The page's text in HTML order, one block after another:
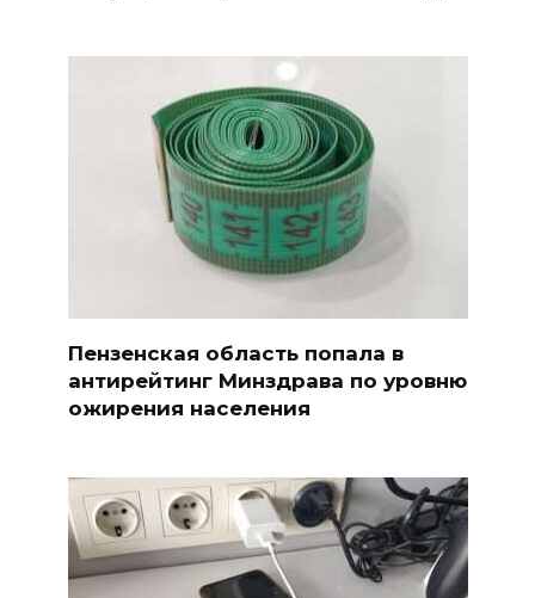
Пензенская область попала в
антирейтинг Минздрава по уровню
ожирения населения